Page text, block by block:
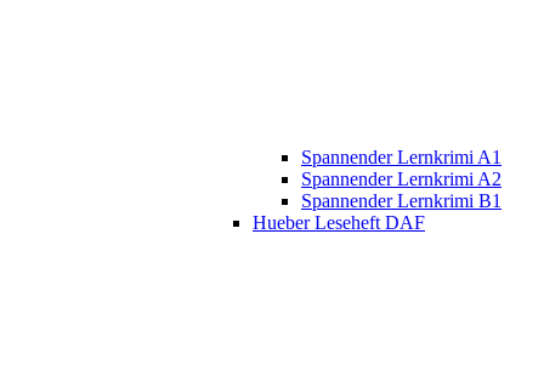
Spannender Lernkrimi A1
Spannender Lernkrimi A2
Spannender Lernkrimi B1
Hueber Leseheft DAF